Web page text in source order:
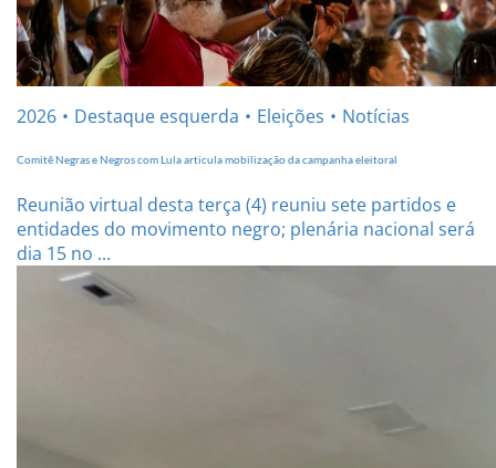
2026 Destaque esquerda Eleições Notícias
Comitê Negras e Negros com Lula articula mobilização da campanha eleitoral
Reunião virtual desta terça (4) reuniu sete partidos e
entidades do movimento negro; plenária nacional será
dia 15 no ...